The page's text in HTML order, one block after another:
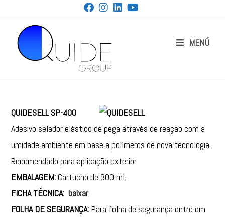
MENÚ
QUIDESELL SP-400
Adesivo selador elástico de pega através de reação com a
umidade ambiente em base a polímeros de nova tecnologia.
Recomendado para aplicação exterior.
EMBALAGEM:Cartucho de 300 ml.
FICHA TÉCNICA:baixar
FOLHA DE SEGURANÇA: Para folha de segurança entre em